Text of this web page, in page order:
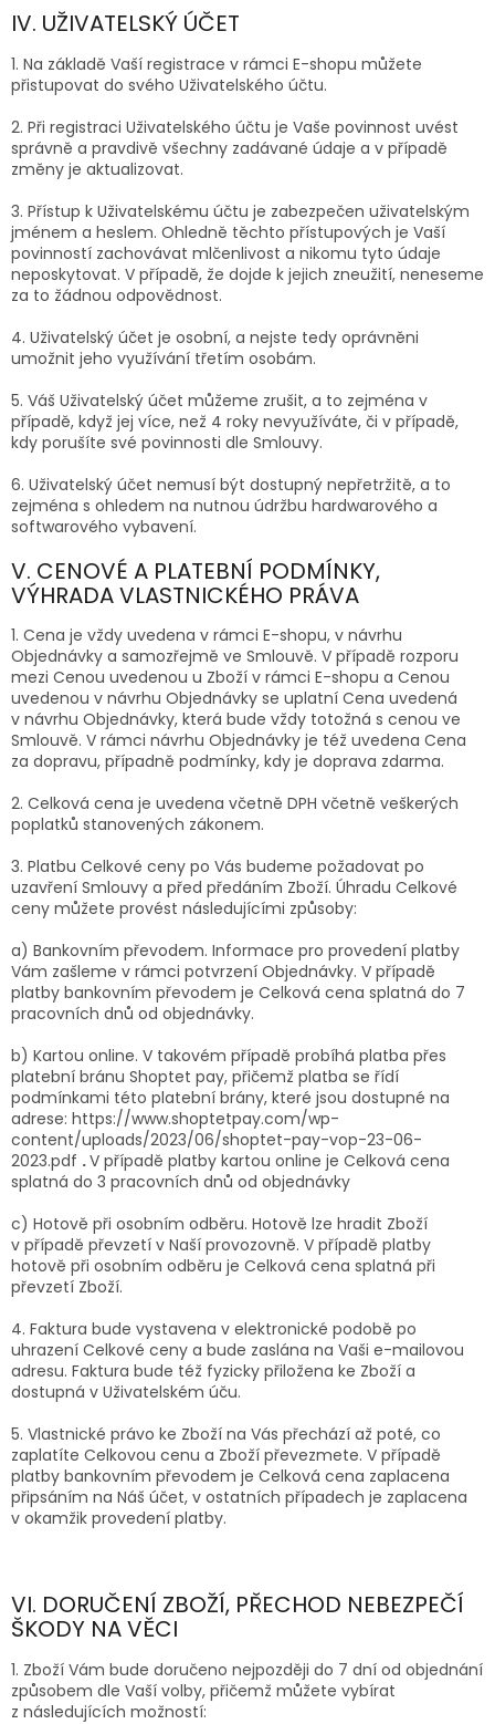
IV. UŽIVATELSKÝ ÚČET
1. Na základě Vaší registrace v rámci E-shopu můžete
přistupovat do svého Uživatelského účtu.
2. Při registraci Uživatelského účtu je Vaše povinnost uvést
správně a pravdivě všechny zadávané údaje a v případě
změny je aktualizovat.
3. Přístup k Uživatelskému účtu je zabezpečen uživatelským
jménem a heslem. Ohledně těchto přístupových je Vaší
povinností zachovávat mlčenlivost a nikomu tyto údaje
neposkytovat. V případě, že dojde k jejich zneužití, neneseme
za to žádnou odpovědnost.
4. Uživatelský účet je osobní, a nejste tedy oprávněni
umožnit jeho využívání třetím osobám.
5. Váš Uživatelský účet můžeme zrušit, a to zejména v
případě, když jej více, než 4 roky nevyužíváte, či v případě,
kdy porušíte své povinnosti dle Smlouvy.
6. Uživatelský účet nemusí být dostupný nepřetržitě, a to
zejména s ohledem na nutnou údržbu hardwarového a
softwarového vybavení.
V. CENOVÉ A PLATEBNÍ PODMÍNKY,
VÝHRADA VLASTNICKÉHO PRÁVA
1. Cena je vždy uvedena v rámci E-shopu, v návrhu
Objednávky a samozřejmě ve Smlouvě. V případě rozporu
mezi Cenou uvedenou u Zboží v rámci E-shopu a Cenou
uvedenou v návrhu Objednávky se uplatní Cena uvedená
v návrhu Objednávky, která bude vždy totožná s cenou ve
Smlouvě. V rámci návrhu Objednávky je též uvedena Cena
za dopravu, případně podmínky, kdy je doprava zdarma.
2. Celková cena je uvedena včetně DPH včetně veškerých
poplatků stanovených zákonem.
3. Platbu Celkové ceny po Vás budeme požadovat po
uzavření Smlouvy a před předáním Zboží. Úhradu Celkové
ceny můžete provést následujícími způsoby:
a) Bankovním převodem. Informace pro provedení platby
Vám zašleme v rámci potvrzení Objednávky. V případě
platby bankovním převodem je Celková cena splatná do 7
pracovních dnů od objednávky.
b) Kartou online. V takovém případě probíhá platba přes
platební bránu Shoptet pay, přičemž platba se řídí
podmínkami této platební brány, které jsou dostupné na
adrese: https://www.shoptetpay.com/wp-
content/uploads/2023/06/shoptet-pay-vop-23-06-
2023.pdf .V případě platby kartou online je Celková cena
splatná do 3 pracovních dnů od objednávky
c) Hotově při osobním odběru. Hotově lze hradit Zboží
v případě převzetí v Naší provozovně. V případě platby
hotově při osobním odběru je Celková cena splatná při
převzetí Zboží.
4. Faktura bude vystavena v elektronické podobě po
uhrazení Celkové ceny a bude zaslána na Vaši e-mailovou
adresu. Faktura bude též fyzicky přiložena ke Zboží a
dostupná v Uživatelském úču.
5. Vlastnické právo ke Zboží na Vás přechází až poté, co
zaplatíte Celkovou cenu a Zboží převezmete. V případě
platby bankovním převodem je Celková cena zaplacena
připsáním na Náš účet, v ostatních případech je zaplacena
v okamžik provedení platby.
VI. DORUČENÍ ZBOŽÍ, PŘECHOD NEBEZPEČÍ
ŠKODY NA VĚCI
1. Zboží Vám bude doručeno nejpozději do 7 dní od objednání
způsobem dle Vaší volby, přičemž můžete vybírat
z následujících možností: